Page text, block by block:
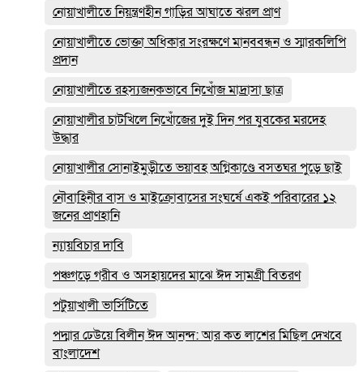
নোয়াখালীতে নিয়ন্ত্রণহীন গাড়ির আঘাতে ঝরল প্রাণ
নোয়াখালীতে ভোক্তা অধিকার সংরক্ষণে মানববন্ধন ও স্মারকলিপি
প্রদান
নোয়াখালীতে রহস্যজনকভাবে নিখোঁজ মাদ্রাসা ছাত্র
নোয়াখালীর চাটখিলে নিখোঁজের দুই দিন পর যুবকের মরদেহ
উদ্ধার
নোয়াখালীর সোনাইমুড়ীতে ভয়াবহ অগ্নিকাণ্ডে বসতঘর পুড়ে ছাই
নৌবাহিনীর বাস ও মাইক্রোবাসের সংঘর্ষে একই পরিবারের ১২
জনের প্রাণহানি
ন্যায়বিচার দাবি
পঞ্চগড়ে গরীব ও অসহায়দের মাঝে ঈদ সামগ্রী বিতরণ
পটুয়াখালী ভার্সিটিতে
পদ্মার ঢেউয়ে বিলীন ঈদ আনন্দ: আর কত লাশের মিছিল দেখবে
বাংলাদেশ